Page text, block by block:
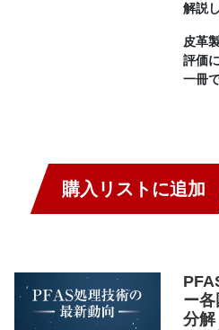
解説
皮革
評価
一冊
購入リストに追加
ー各
分解